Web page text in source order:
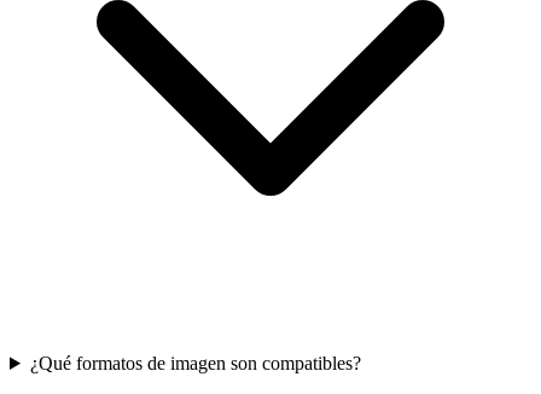
¿Qué formatos de imagen son compatibles?